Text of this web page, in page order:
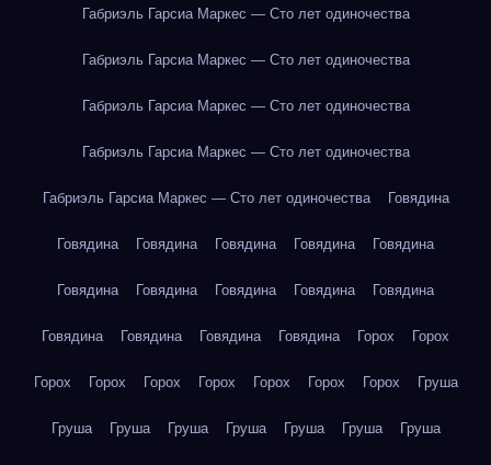
Габриэль Гарсиа Маркес — Сто лет одиночества
Габриэль Гарсиа Маркес — Сто лет одиночества
Габриэль Гарсиа Маркес — Сто лет одиночества
Габриэль Гарсиа Маркес — Сто лет одиночества
Габриэль Гарсиа Маркес — Сто лет одиночества Говядина
Говядина Говядина Говядина Говядина Говядина
Говядина Говядина Говядина Говядина Говядина
Говядина Говядина Говядина Говядина Горох Горох
Горох Горох Горох Горох Горох Горох Горох Груша
Груша Груша Груша Груша Груша Груша Груша